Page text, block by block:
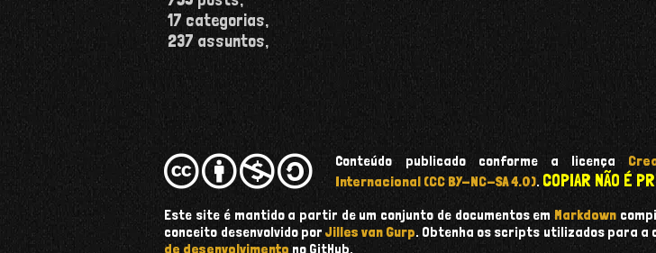
17 categorias,
237 assuntos,
Conteúdo publicado conforme a licença
Internacional (CC BY-NC-SA 4.0). COPIAR NÃO É
Este site é mantido a partir de um conjunto de documentos emMarkdown
conceito desenvolvido por Jilles van Gurp. Obtenha os scripts utilizados para a
de desenvolvimentono GitHub.